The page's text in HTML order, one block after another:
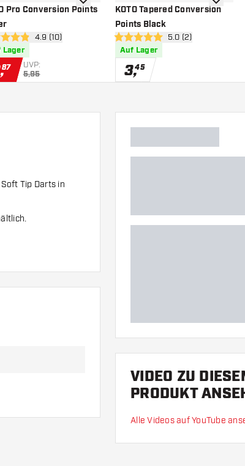
hinzufügen
Pro Conversion Points
Bewertungsbereich öffnen
4.9 (10)
Lager
,87 UVP:
5,95
Zur Wunschliste hinzufügen
KOTO Tapered Conversion
Points Black
Bewertungsbereich
5 Bewertungssterne
5.0 (2)
Auf Lager
3,45
Zur
Tip Darts in
VIDEO ZU
PRODUKT
Alle Videos auf YouTube